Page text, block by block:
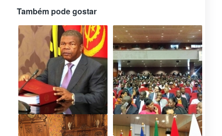
Também pode gostar